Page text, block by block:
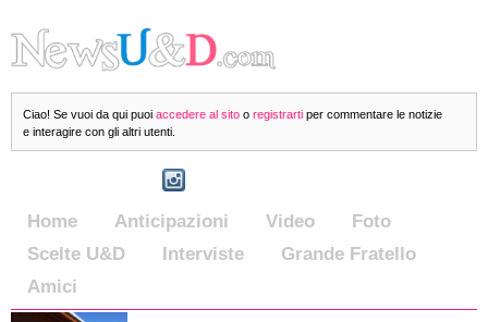
Ciao! Se vuoi da qui puoi accedere al sito o registrarti per commentare le notizie
e interagire con gli altri utenti.
Home Anticipazioni Video
Foto
Scelte U&D
Interviste
Grande Fratello
Amici